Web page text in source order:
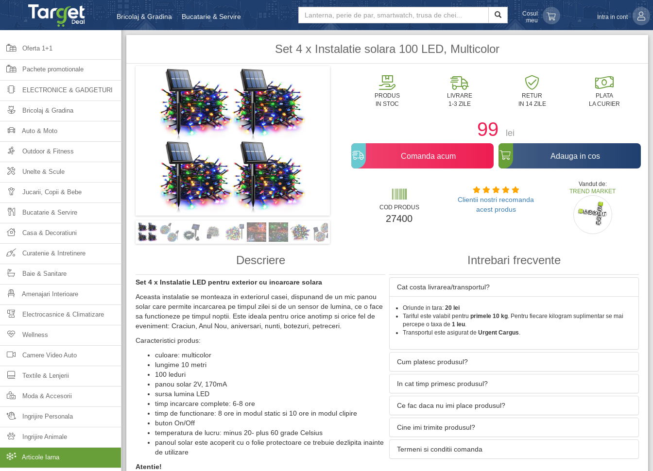
Bricolaj & Gradina Bucatarie & Servire
Unelte & Scule Jucarii, Copii & Bebe
Cosul
meu
Intra in cont
Oferta 1+1
Pachete promotionale
ELECTRONICE & GADGETURI
Bricolaj & Gradina
Auto & Moto
Outdoor & Fitness
Unelte & Scule
Jucarii, Copii & Bebe
Bucatarie & Servire
Casa & Decoratiuni
Curatenie & Intretinere
Baie & Sanitare
Amenajari Interioare
Electrocasnice & Climatizare
Wellness
Camere Video Auto
Textile & Lenjerii
Moda & Accesorii
Ingrijire Personala
Ingrijire Animale
Articole Iarna
Set 4 x Instalatie solara 100 LED, Multicolor
PRODUS
IN STOC
LIVRARE
1-3 ZILE
RETUR
IN 14 ZILE
PLATA
LA CURIER
99 lei
Comanda acum Adauga in cos
COD PRODUS
27400
Clientii nostri recomanda
acest produs
Vandut de:
TREND MARKET
Descriere
Set 4 x Instalatie LED pentru exterior cu incarcare solara
Aceasta instalatie se monteaza in exteriorul casei, dispunand de un mic panou
solar care permite incarcarea pe timpul zilei si de un sensor de lumina, ce o face
sa functioneze pe timpul noptii. Este ideala pentru orice anotimp si orice fel de
eveniment: Craciun, Anul Nou, aniversari, nunti, botezuri, petreceri.
Caracteristici produs:
culoare: multicolor
lungime 10 metri
100 leduri
panou solar 2V, 170mA
sursa lumina LED
timp incarcare complete: 6-8 ore
timp de functionare: 8 ore in modul static si 10 ore in modul clipire
buton On/Off
temperatura de lucru: minus 20- plus 60 grade Celsius
panoul solar este acoperit cu o folie protectoare ce trebuie dezlipita inainte
de utilizare
Atentie!
Intrebari frecvente
Cat costa livrarea/transportul?
Oriunde in tara: 20 lei
Tariful este valabil pentru primele 10 kg. Pentru fiecare kilogram suplimentar se mai
percepe o taxa de 1 leu.
Transportul este asigurat de Urgent Cargus.
Cum platesc produsul?
In cat timp primesc produsul?
Ce fac daca nu imi place produsul?
Cine imi trimite produsul?
Termeni si conditii comanda